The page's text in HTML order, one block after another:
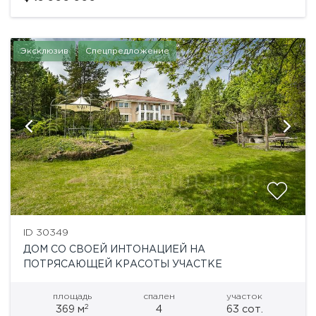
Эксклюзив Спецпредложение
ID 30349
ДОМ СО СВОЕЙ ИНТОНАЦИЕЙ НА
ПОТРЯСАЮЩЕЙ КРАСОТЫ УЧАСТКЕ
площадь
369 м2
спален
4
участок
63 сот.